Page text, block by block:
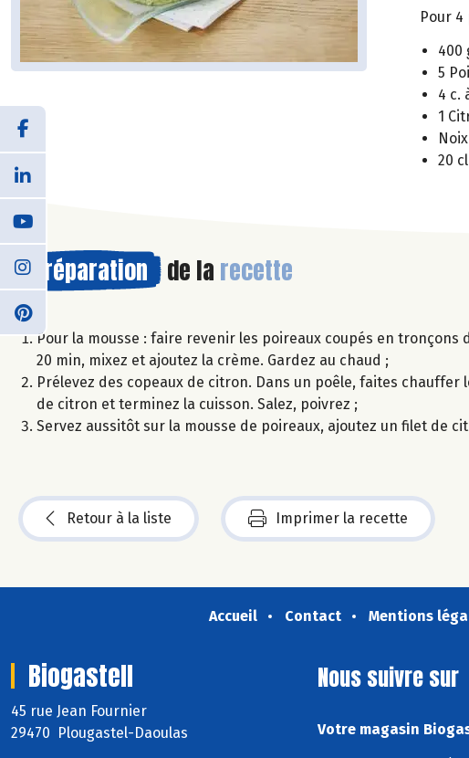
Pour
400
5
4 c.
1
20
Préparation de la recette
Pour la mousse : faire revenir les poireaux coupés en tronçons
20 min, mixez et ajoutez la crème. Gardez au chaud ;
Prélevez des copeaux de citron. Dans un poêle, faites
de citron et terminez la cuisson. Salez, poivrez ;
Servez aussitôt sur la mousse de poireaux, ajoutez un filet de
Retour à la liste Imprimer la recette
Accueil Contact Mentions
Biogastell
45 rue Jean Fournier
29470 Plougastel-Daoulas
Nous suivre sur
Votre magasin